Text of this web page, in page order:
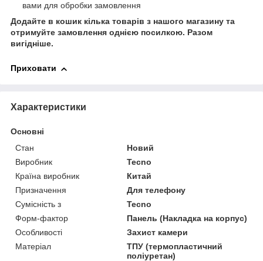
вами для обробки замовлення
Додайте в кошик кілька товарів з нашого магазину та
отримуйте замовлення однією посилкою. Разом
вигідніше.
Приховати
Характеристики
Основні
Стан
Новий
Виробник
Tecno
Країна виробник
Китай
Призначення
Для телефону
Сумісність з
Tecno
Форм-фактор
Панель (Накладка на корпус)
Особливості
Захист камери
Матеріал
ТПУ (термопластичний
поліуретан)